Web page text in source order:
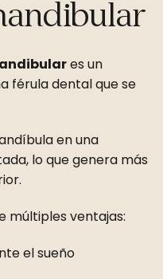
es un
férula dental que se
en una
lo que genera más
múltiples ventajas:
el sueño